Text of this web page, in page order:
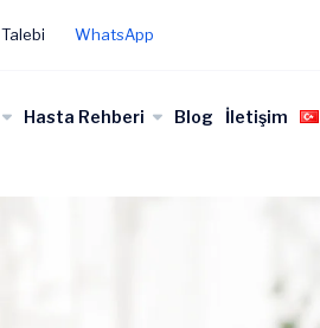
WhatsApp
Hasta Rehberi Blog İletişim